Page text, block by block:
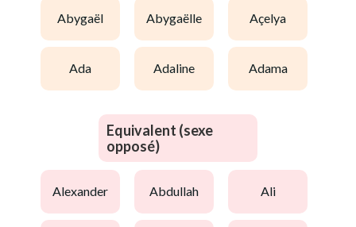
abygaël abygaëlle açelya
ada adaline adama
Equivalent (sexe
opposé)
alexander abdullah ali